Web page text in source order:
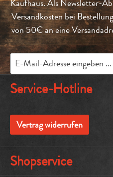
Kaufhaus. Als Newsletter-
Versandkosten bei
von 50€ an eine
Service-Hotline
Vertrag widerrufen
Shopservice